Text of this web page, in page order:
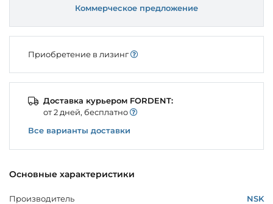
Основные характеристики
Производитель
NSK
Коммерческое предложение
Приобретение в лизинг
Доставка курьером FORDENT:
от 2 дней, бесплатно
Все варианты доставки